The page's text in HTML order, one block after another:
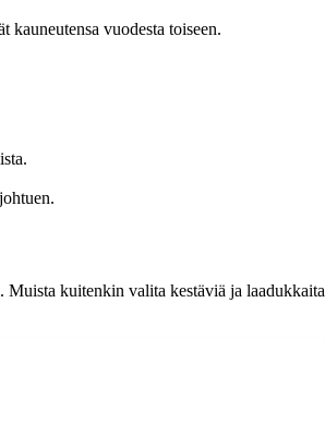
vuodesta toiseen.
Muista kuitenkin valita kestäviä ja laadukkaita